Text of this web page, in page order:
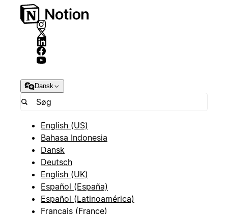
Dansk
English (US)
Bahasa Indonesia
Dansk
Deutsch
English (UK)
Español (España)
Español (Latinoamérica)
Français (France)